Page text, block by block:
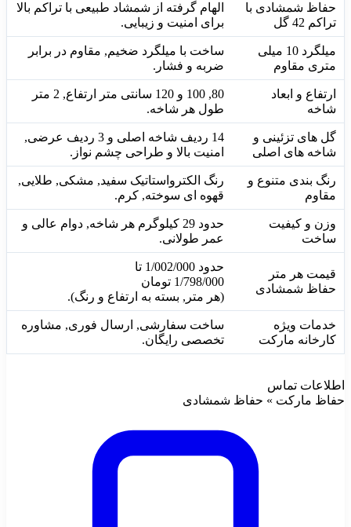
حفاظ شمشادی با
تراکم 42 گل
الهام گرفته از شمشاد طبیعی با تراکم بالا
برای امنیت و زیبایی.
میلگرد 10 میلی
متری مقاوم
ساخت با میلگرد ضخیم, مقاوم در برابر
ضربه و فشار.
ارتفاع و ابعاد
شاخه
80, 100 و 120 سانتی متر ارتفاع, 2 متر
طول هر شاخه.
گل های تزئینی و
شاخه های اصلی
14 ردیف شاخه اصلی و 3 ردیف عرضی,
امنیت بالا و طراحی چشم نواز.
رنگ بندی متنوع و
مقاوم
رنگ الکترواستاتیک سفید, مشکی, طلایی,
قهوه ای سوخته, کرم.
وزن و کیفیت
ساخت
حدود 29 کیلوگرم هر شاخه, دوام عالی و
عمر طولانی.
قیمت هر متر
حفاظ شمشادی
حدود 1/002/000 تا
1/798/000 تومان
(هر متر, بسته به ارتفاع و رنگ).
خدمات ویژه
کارخانه مارکت
ساخت سفارشی, ارسال فوری, مشاوره
تخصصی رایگان.
اطلاعات تماس
حفاظ مارکت » حفاظ شمشادی